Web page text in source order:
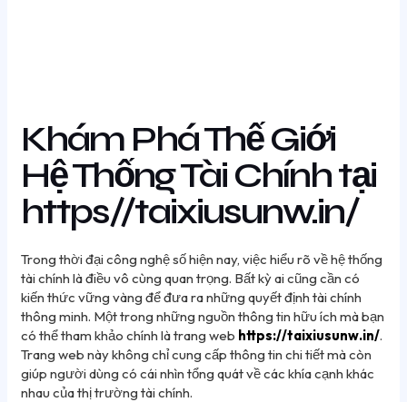
Khám Phá Thế Giới
Hệ Thống Tài Chính tại
https//taixiusunw.in/
Trong thời đại công nghệ số hiện nay, việc hiểu rõ về hệ thống
tài chính là điều vô cùng quan trọng. Bất kỳ ai cũng cần có
kiến thức vững vàng để đưa ra những quyết định tài chính
thông minh. Một trong những nguồn thông tin hữu ích mà bạn
có thể tham khảo chính là trang web https://taixiusunw.in/.
Trang web này không chỉ cung cấp thông tin chi tiết mà còn
giúp người dùng có cái nhìn tổng quát về các khía cạnh khác
nhau của thị trường tài chính.